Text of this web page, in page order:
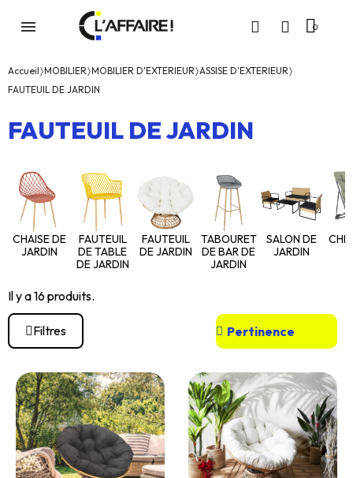
Accueil MOBILIER MOBILIER D'EXTERIEUR ASSISE D'EXTERIEUR
FAUTEUIL DE JARDIN
FAUTEUIL DE JARDIN
CHAISE DE
JARDIN
FAUTEUIL
DE TABLE
DE JARDIN
FAUTEUIL
DE JARDIN
TABOURET
DE BAR DE
JARDIN
SALON DE
JARDIN
Il y a 16 produits.
Filtres